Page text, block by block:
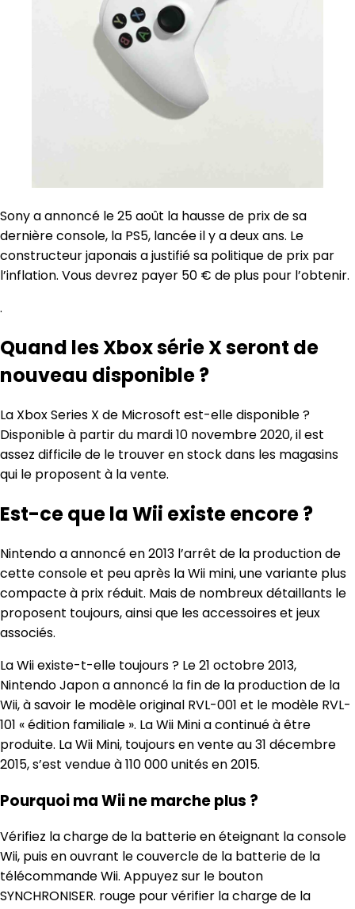
Sony a annoncé le 25 août la hausse de prix de sa
dernière console, la PS5, lancée il y a deux ans. Le
constructeur japonais a justifié sa politique de prix par
l’inflation. Vous devrez payer 50 € de plus pour l’obtenir.
.
Quand les Xbox série X seront de
nouveau disponible ?
La Xbox Series X de Microsoft est-elle disponible ?
Disponible à partir du mardi 10 novembre 2020, il est
assez difficile de le trouver en stock dans les magasins
qui le proposent à la vente.
Est-ce que la Wii existe encore ?
Nintendo a annoncé en 2013 l’arrêt de la production de
cette console et peu après la Wii mini, une variante plus
compacte à prix réduit. Mais de nombreux détaillants le
proposent toujours, ainsi que les accessoires et jeux
associés.
La Wii existe-t-elle toujours ? Le 21 octobre 2013,
Nintendo Japon a annoncé la fin de la production de la
Wii, à savoir le modèle original RVL-001 et le modèle RVL-
101 « édition familiale ». La Wii Mini a continué à être
produite. La Wii Mini, toujours en vente au 31 décembre
2015, s’est vendue à 110 000 unités en 2015.
Pourquoi ma Wii ne marche plus ?
Vérifiez la charge de la batterie en éteignant la console
Wii, puis en ouvrant le couvercle de la batterie de la
télécommande Wii. Appuyez sur le bouton
SYNCHRONISER. rouge pour vérifier la charge de la